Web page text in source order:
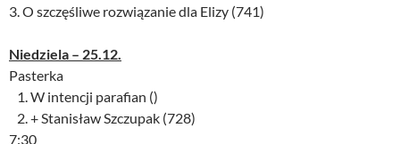
3. O szczęśliwe rozwiązanie dla Elizy (741)
Niedziela – 25.12.
Pasterka
1. W intencji parafian ()
2. + Stanisław Szczupak (728)
7:30